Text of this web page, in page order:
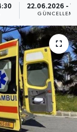
22.06.2026 -
GÜNCELLEME